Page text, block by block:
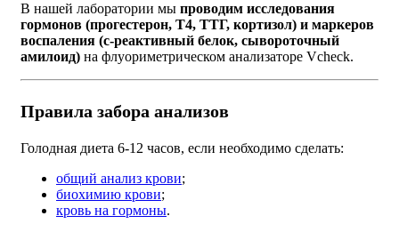
В нашей лаборатории мы проводим исследования
гормонов (прогестерон, Т4, ТТГ, кортизол) и маркеров
воспаления (с-реактивный белок, сывороточный
амилоид) на флуориметрическом анализаторе Vcheck.
Правила забора анализов
Голодная диета 6-12 часов, если необходимо сделать:
общий анализ крови;
биохимию крови;
кровь на гормоны.